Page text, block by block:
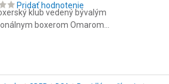
Pridať hodnotenie
klub vedený bývalým
boxerom Omarom